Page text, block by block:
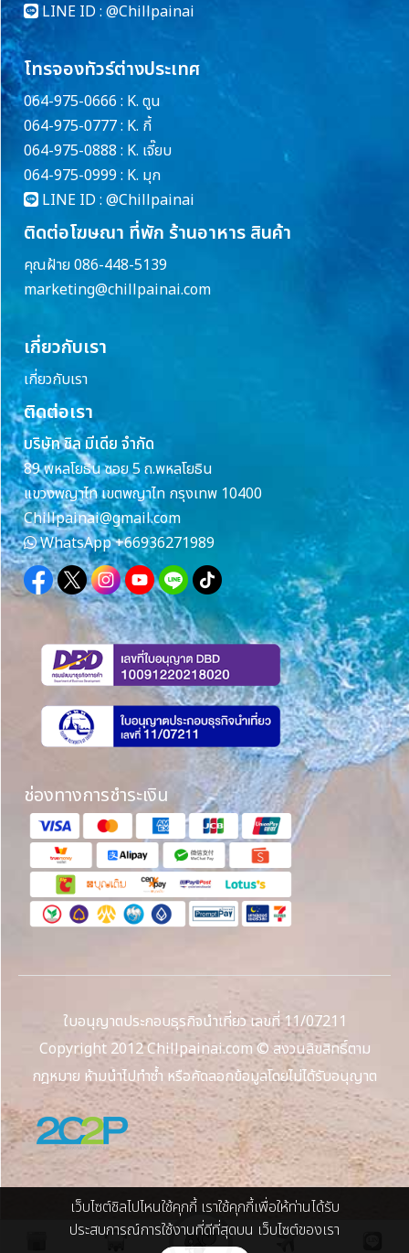
LINE ID : @Chillpainai
โทรจองทัวร์ต่างประเทศ
064-975-0666 : K. ตูน
064-975-0777 : K. กี้
064-975-0888 : K. เจี๊ยบ
064-975-0999 : K. มุก
LINE ID : @Chillpainai
ติดต่อโฆษณา ที่พัก ร้านอาหาร สินค้า
คุณฝ้าย 086-448-5139
marketing@chillpainai.com
เกี่ยวกับเรา
เกี่ยวกับเรา
ติดต่อเรา
บริษัท ชิล มีเดีย จำกัด
89 พหลโยธิน ซอย 5 ถ.พหลโยธิน
แขวงพญาไท เขตพญาไท กรุงเทพ 10400
Chillpainai@gmail.com
WhatsApp+66936271989
ช่องทางการชำระเงิน
ใบอนุญาตประกอบธุรกิจนำเที่ยว เลขที่ 11/07211
Copyright 2012 Chillpainai.com © สงวนลิขสิทธิ์ตาม
กฎหมาย ห้ามนำไปทำซ้ำ หรือคัดลอกข้อมูลโดยไม่ได้รับอนุญาต
เว็บไซต์ชิลไปไหนใช้คุกกี้ เราใช้คุกกี้เพื่อให้ท่านได้รับ
ประสบการณ์การใช้งานที่ดีที่สุดบน เว็บไซต์ของเรา